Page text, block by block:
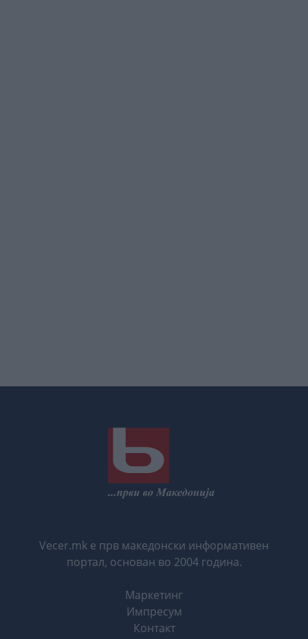
Vecer.mk е прв македонски информативен
портал, основан во 2004 година.
Маркетинг
Импресум
Контакт